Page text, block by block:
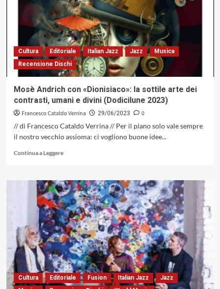
Sicilia,
cielo,
terra
e
mare
(GleAM
Records,
2023)
Cultura Editoriale Italian Jazz Jazz
Musica
Recensione Dischi
Mosè Andrich con «Dionisiaco»: la sottile arte dei
contrasti, umani e divini (Dodicilune 2023)
Francesco Cataldo Verrina 29/06/2023
0
// di Francesco Cataldo Verrina // Per il piano solo vale sempre
il nostro vecchio assioma: ci vogliono buone idee...
Continua a LeggereLeggi
su
Mosè
Andrich
con
«Dionisiaco»:
la
sottile
arte
dei
contrasti,
umani
e
Cultura Editoriale Fusion Italian Jazz
Jazz